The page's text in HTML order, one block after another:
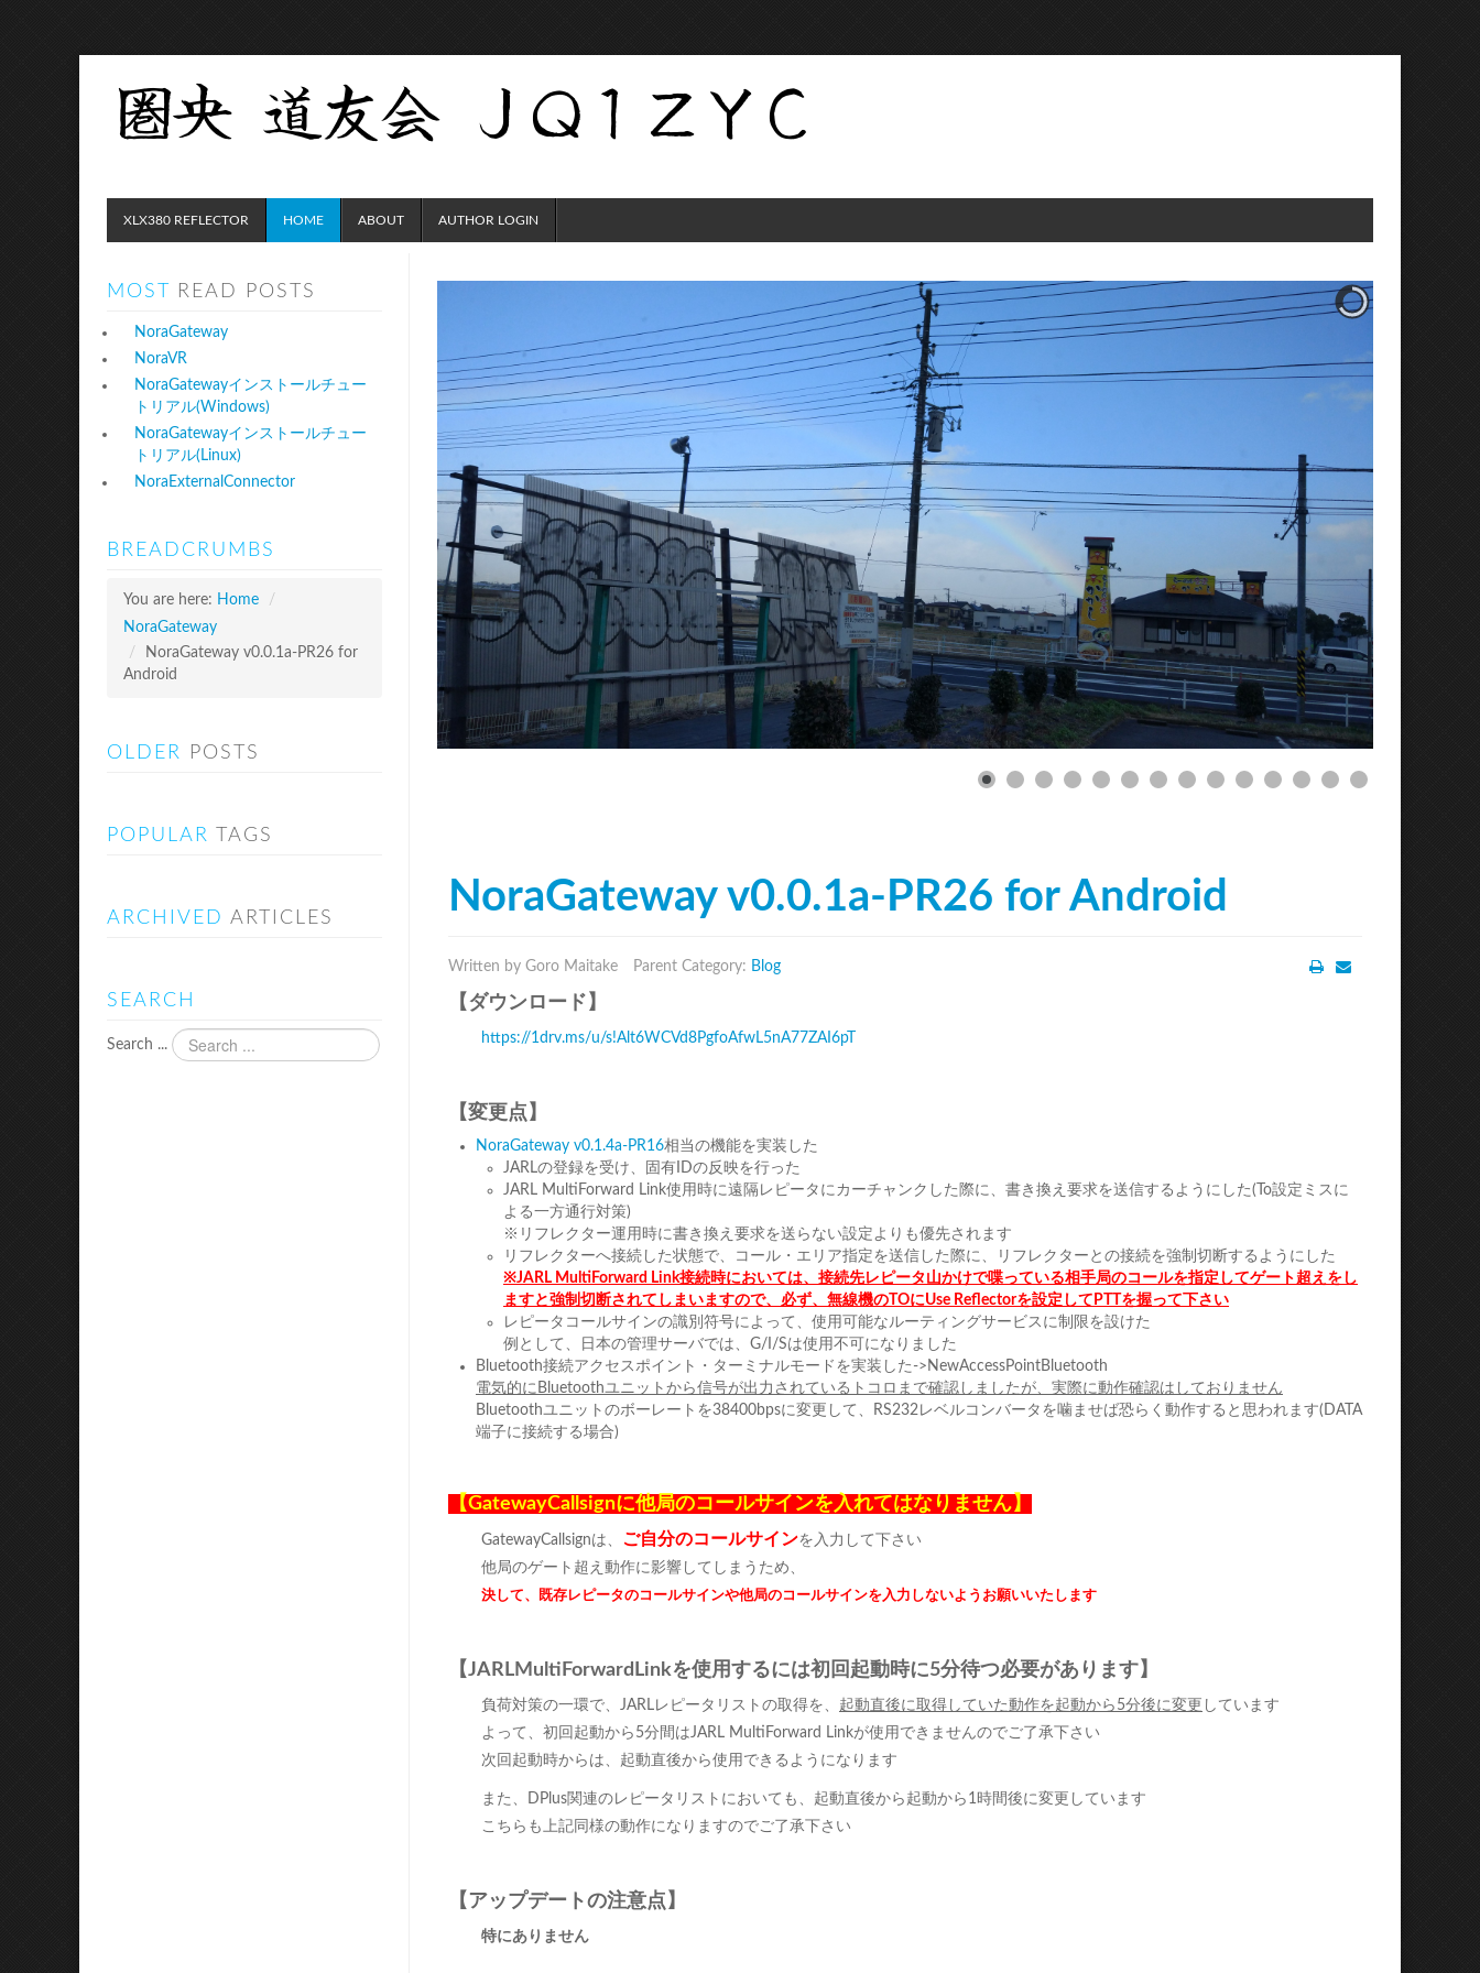
XLX380 REFLECTOR HOME ABOUT AUTHOR LOGIN
NoraGateway v0.0.1a-PR26 for Android
Written by Goro Maitake Parent Category: Blog
【ダウンロード】
https://1drv.ms/u/s!Alt6WCVd8PgfoAfwL5nA77ZAI6pT
【変更点】
NoraGateway v0.1.4a-PR16相当の機能を実装した
JARLの登録を受け、固有IDの反映を行った
JARL MultiForward Link使用時に遠隔レピータにカーチャンクした際に、書き換え要求を送信するようにした(To設定ミスに
よる一方通行対策)
※リフレクター運用時に書き換え要求を送らない設定よりも優先されます
リフレクターへ接続した状態で、コール・エリア指定を送信した際に、リフレクターとの接続を強制切断するようにした
※JARL MultiForward Link接続時においては、接続先レピータ山かけで喋っている相手局のコールを指定してゲート超えをし
ますと強制切断されてしまいますので、 必ず、無線機のTOにUse Reflectorを設定してPTTを握って下さい
レピータコールサインの識別符号によって、使用可能なルーティングサービスに制限を設けた
例として、日本の管理サーバでは、G/I/Sは使用不可になりました
Bluetooth接続アクセスポイント・ターミナルモードを実装した->NewAccessPointBluetooth
電気的にBluetoothユニットから信号が出力されているトコロまで確認しましたが、実際に動作確認はしておりません
Bluetoothユニットのボーレートを38400bpsに変更して、RS232レベルコンバータを噛ませば恐らく動作すると思われます(DATA
端子に接続する場合)
【GatewayCallsignに他局のコールサインを入れてはなりません】
GatewayCallsignは、 ご自分のコールサインを入力して下さい
他局のゲート超え動作に影響してしまうため、
決して、既存レピータのコールサインや他局のコールサインを入力しないようお願いいたします
【JARLMultiForwardLinkを使用するには初回起動時に5分待つ必要があります】
負荷対策の一環で、JARLレピータリストの取得を、 起動直後に取得していた動作を起動から5分後に変更 しています
よって、初回起動から5分間はJARL MultiForward Linkが使用できませんのでご了承下さい
次回起動時からは、起動直後から使用できるようになります
また、DPlus関連のレピータリストにおいても、起動直後から起動から1時間後に変更しています
こちらも上記同様の動作になりますのでご了承下さい
【アップデートの注意点】
特にありません
MOST READ POSTS
NoraGateway
NoraVR
NoraGatewayインストールチュー
トリアル(Windows)
NoraGatewayインストールチュー
トリアル(Linux)
NoraExternalConnector
BREADCRUMBS
You are here: Home
/
NoraGateway
/
NoraGateway v0.0.1a-PR26 for
Android
OLDER POSTS
POPULAR TAGS
ARCHIVED ARTICLES
SEARCH
Search ...